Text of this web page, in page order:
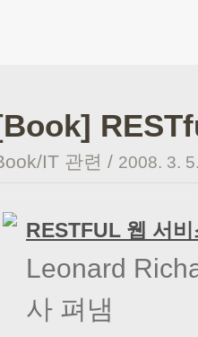
IT 관련 / 2008. 3.
RESTFUL 웹 서
Leonard
사 펴냄